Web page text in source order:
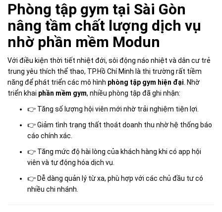
Phòng tập gym tại Sài Gòn
nâng tầm chất lượng dịch vụ
nhờ phần mềm Modun
Với điều kiện thời tiết nhiệt đới, sôi động náo nhiệt và dân cư trẻ
trung yêu thích thể thao, TP.Hồ Chí Minh là thị trường rất tiềm
năng để phát triển các mô hình phòng tập gym hiện đại. Nhờ
triển khai phần mềm gym, nhiều phòng tập đã ghi nhận:
👉 Tăng số lượng hội viên mới nhờ trải nghiệm tiện lợi.
👉 Giảm tình trạng thất thoát doanh thu nhờ hệ thống báo
cáo chính xác.
👉 Tăng mức độ hài lòng của khách hàng khi có app hội
viên và tự động hóa dịch vụ.
👉 Dễ dàng quản lý từ xa, phù hợp với các chủ đầu tư có
nhiều chi nhánh.